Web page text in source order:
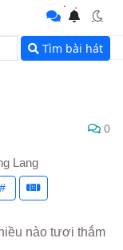
Tìm bài hát
0
Lang
#
nào tươi thắm